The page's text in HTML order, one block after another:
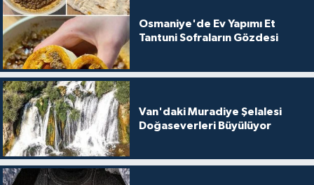
Osmaniye'de Ev Yapımı Et
Tantuni Sofraların Gözdesi
Van'daki Muradiye Şelalesi
Doğaseverleri Büyülüyor